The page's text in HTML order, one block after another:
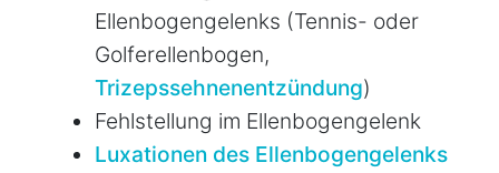
Ellenbogengelenks (Tennis- oder
Golferellenbogen,
Trizepssehnenentzündung)
Fehlstellung im Ellenbogengelenk
Luxationen des Ellenbogengelenks